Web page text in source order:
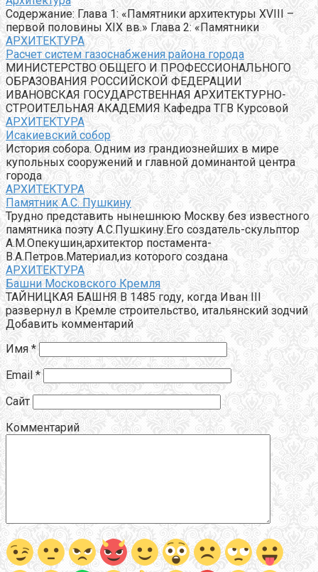
Содержание: Глава 1: «Памятники архитектуры XVIII –
первой половины XIX вв.» Глава 2: «Памятники
АРХИТЕКТУРА
Расчет систем газоснабжения района города
МИНИСТЕРСТВО ОБЩЕГО И ПРОФЕССИОНАЛЬНОГО
ОБРАЗОВАНИЯ РОССИЙСКОЙ ФЕДЕРАЦИИ
ИВАНОВСКАЯ ГОСУДАРСТВЕННАЯ АРХИТЕКТУРНО-
СТРОИТЕЛЬНАЯ АКАДЕМИЯ Кафедра ТГВ Курсовой
АРХИТЕКТУРА
Исакиевский собор
История собора. Одним из грандиознейших в мире
купольных сооружений и главной доминантой центра
города
АРХИТЕКТУРА
Памятник А.С. Пушкину
Трудно представить нынешнюю Москву без известного
памятника поэту А.С.Пушкину.Его создатель-скульптор
А.М.Опекушин,архитектор постамента-
В.А.Петров.Материал,из которого создана
АРХИТЕКТУРА
Башни Московского Кремля
ТАЙНИЦКАЯ БАШНЯ В 1485 году, когда Иван III
развернул в Кремле строительство, итальянский зодчий
Добавить комментарий
Имя *
Email *
Сайт
Комментарий